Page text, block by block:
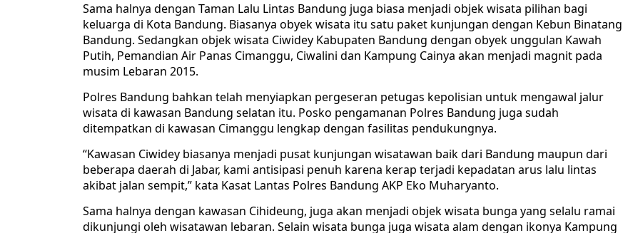
Sama halnya dengan Taman Lalu Lintas Bandung juga biasa menjadi objek wisata pilihan bagi
keluarga di Kota Bandung. Biasanya obyek wisata itu satu paket kunjungan dengan Kebun Binatang
Bandung. Sedangkan objek wisata Ciwidey Kabupaten Bandung dengan obyek unggulan Kawah
Putih, Pemandian Air Panas Cimanggu, Ciwalini dan Kampung Cainya akan menjadi magnit pada
musim Lebaran 2015.
Polres Bandung bahkan telah menyiapkan pergeseran petugas kepolisian untuk mengawal jalur
wisata di kawasan Bandung selatan itu. Posko pengamanan Polres Bandung juga sudah
ditempatkan di kawasan Cimanggu lengkap dengan fasilitas pendukungnya.
“Kawasan Ciwidey biasanya menjadi pusat kunjungan wisatawan baik dari Bandung maupun dari
beberapa daerah di Jabar, kami antisipasi penuh karena kerap terjadi kepadatan arus lalu lintas
akibat jalan sempit,” kata Kasat Lantas Polres Bandung AKP Eko Muharyanto.
Sama halnya dengan kawasan Cihideung, juga akan menjadi objek wisata bunga yang selalu ramai
dikunjungi oleh wisatawan lebaran. Selain wisata bunga juga wisata alam dengan ikonya Kampung